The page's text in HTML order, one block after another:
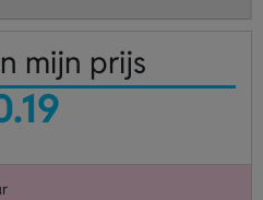
mijn prijs